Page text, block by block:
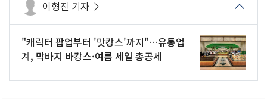
이형진 기자
"캐릭터 팝업부터 '맛캉스'까지"…유통업
계, 막바지 바캉스·여름 세일 총공세